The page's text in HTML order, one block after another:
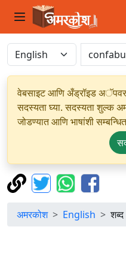
वेबसाइट आणि अँड्रॉइड
सदस्यता घ्या. सदस्यता शुल्क
जोडण्यात आणि भाषांशी
अमरकोश English शब्द